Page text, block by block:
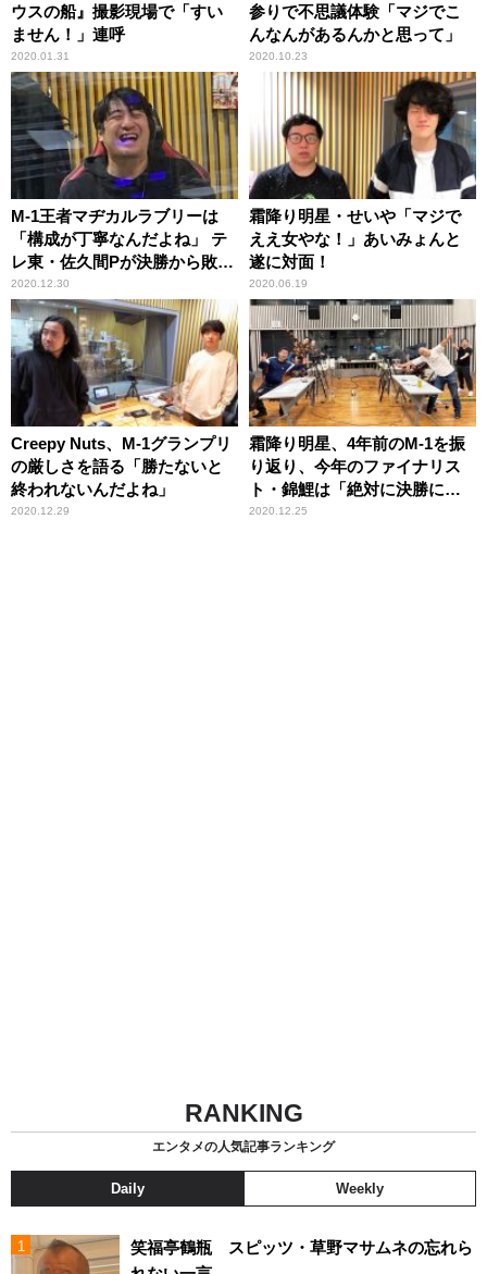
ウスの船』撮影現場で「すい
ません！」連呼
2020.01.31
参りで不思議体験「マジでこ
んなんがあるんかと思って」
2020.10.23
M-1王者マヂカルラブリーは
「構成が丁寧なんだよね」 テ
レ東・佐久間Pが決勝から敗者
復活まで振り返る
2020.12.30
霜降り明星・せいや「マジで
ええ女やな！」あいみょんと
遂に対面！
2020.06.19
Creepy Nuts、M-1グランプリ
の厳しさを語る「勝たないと
終われないんだよね」
2020.12.29
霜降り明星、4年前のM-1を振
り返り、今年のファイナリス
ト・錦鯉は「絶対に決勝に行
くって言われてた」
2020.12.25
RANKING
エンタメの人気記事ランキング
Daily Weekly
笑福亭鶴瓶 スピッツ・草野マサムネの忘れら